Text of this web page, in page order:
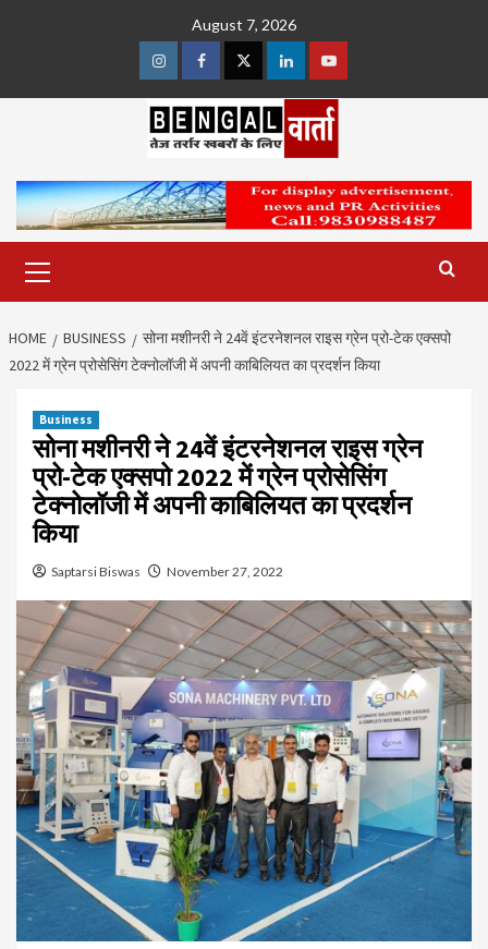
August 7, 2026
InstagramFacebookTwitterLinkedinYoutube
Menu
HOME BUSINESS
सोना मशीनरी ने 24वें इंटरनेशनल राइस ग्रेन प्रो-टेक एक्सपो
2022 में ग्रेन प्रोसेसिंग टेक्नोलॉजी में अपनी काबिलियत का प्रदर्शन किया
Business
सोना मशीनरी ने 24वें इंटरनेशनल राइस ग्रेन
प्रो-टेक एक्सपो 2022 में ग्रेन प्रोसेसिंग
टेक्नोलॉजी में अपनी काबिलियत का प्रदर्शन
किया
Saptarsi Biswas November 27, 2022